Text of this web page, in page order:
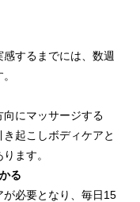
するまでには、数週
にマッサージする
起こしボディケアと
ます。
る
必要となり、毎日15